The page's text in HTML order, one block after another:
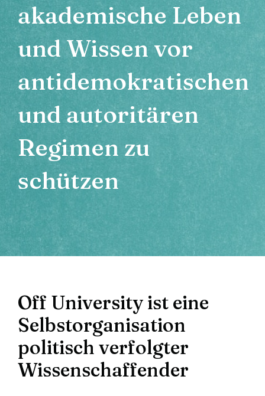
akademische Leben
und Wissenvor
antidemokratischen
und autoritären
Regimen zu
schützen
Off University ist eine
Selbstorganisation
politisch verfolgter
Wissenschaffender